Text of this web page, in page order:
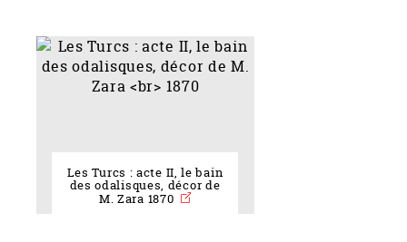
Les Turcs : acte II, le bain
des odalisques, décor de
M. Zara 1870